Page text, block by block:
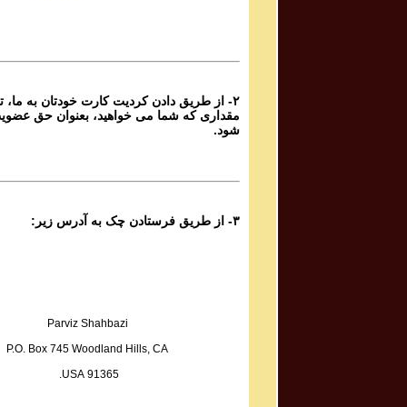
Atashi Dar Sineh Daram Javedani
Yoones Khanbeigi یونس خان بیگی
Taa Baad Chenin Baada
Rameshgaran
Fazel Jamshidi فاضل جمشیدی
و همایون شجریان
۲- از طریق دادن کردیت کارت خودتان به ما،
مقداری که شما می خواهید، بعنوان حق
شود.
۳- از طریق فرستادن چک به آدرس زیر:
Parviz Shahbazi
P.O. Box 745 Woodland Hills, CA
91365 USA.